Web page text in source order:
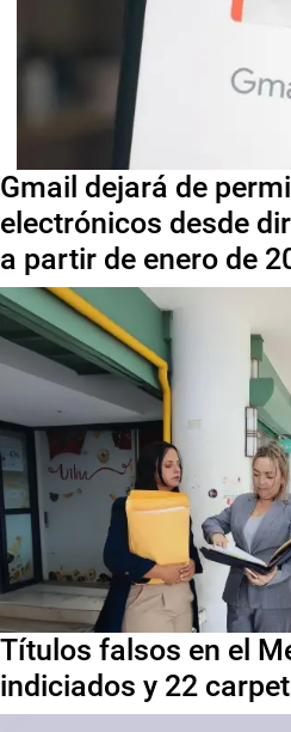
Gmail dejará de
electrónicos desde
a partir de enero de
Títulos falsos en el
indiciados y 22